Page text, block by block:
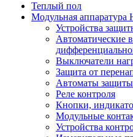
Теплый пол
Модульная аппаратура
Устройства
Автоматические
Выключатели
Защита от
Автоматы защиты
Реле контроля
Кнопки,
Модульные
Устройства